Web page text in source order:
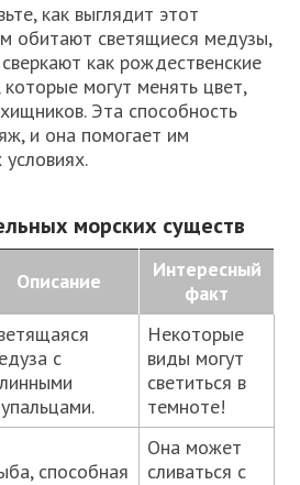
как выглядит этот
обитают светящиеся медузы,
как рождественские
могут менять цвет,
Эта способность
и она помогает им
морских существ
Описание
Интересный
факт
с
Некоторые
виды могут
светиться в
темноте!
способная
Она может
сливаться с